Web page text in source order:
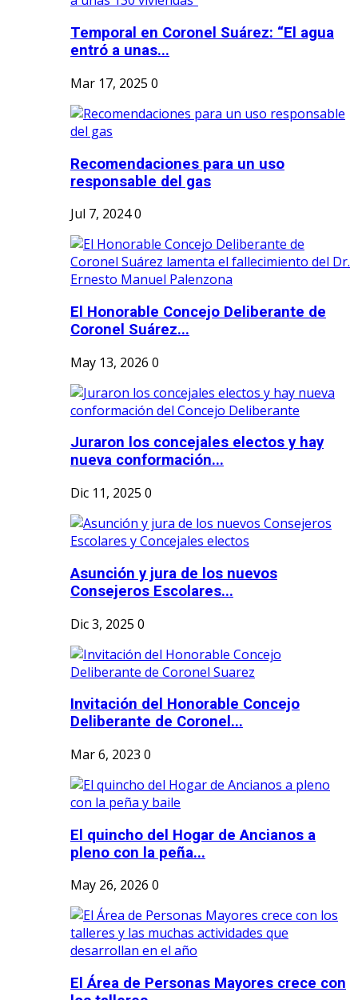
Temporal en Coronel Suárez: “El agua
entró a unas...
Mar 17, 2025 0
Recomendaciones para un uso
responsable del gas
Jul 7, 20240
El Honorable Concejo Deliberante de
Coronel Suárez...
May 13, 2026 0
Juraron los concejales electos y hay
nueva conformación...
Dic 11, 2025 0
Asunción y jura de los nuevos
Consejeros Escolares...
Dic 3, 2025 0
Invitación del Honorable Concejo
Deliberante de Coronel...
Mar 6, 2023 0
El quincho del Hogar de Ancianos a
pleno con la peña...
May 26, 2026 0
El Área de Personas Mayores crece con